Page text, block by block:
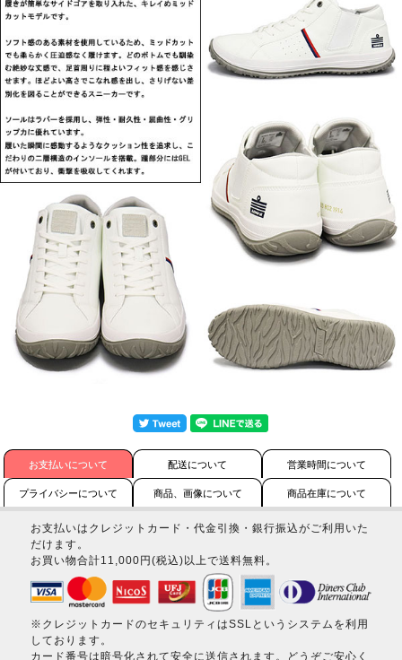
お支払いについて 配送について 営業時間について
プライバシーについて 商品、画像について 商品在庫について
お支払いはクレジットカード・代金引換・銀行振込がご利用いた
だけます。
お買い物合計11,000円(税込)以上で送料無料。
※クレジットカードのセキュリティはSSLというシステムを利用
しております。
カード番号は暗号化されて安全に送信されます。どうぞご安心く